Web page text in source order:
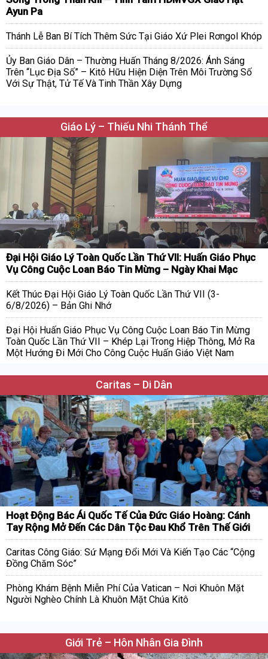
Ayun Pa
Thánh Lễ Ban Bí Tích Thêm Sức Tại Giáo Xứ Plei Rơngol Khóp
Ủy Ban Giáo Dân – Thường Huấn Tháng 8/2026: Ánh Sáng
Trên “Lục Địa Số” – Kitô Hữu Hiện Diện Trên Môi Trường Số
Với Sự Thật, Tử Tế Và Tinh Thần Xây Dựng
Giáo Lý – Thiếu Nhi Thánh Thể
Đại Hội Giáo Lý Toàn Quốc Lần Thứ VII: Huấn Giáo Phục
Vụ Công Cuộc Loan Báo Tin Mừng – Ngày Khai Mạc
Kết Thúc Đại Hội Giáo Lý Toàn Quốc Lần Thứ VII (3-
6/8/2026) – Bản Ghi Nhớ
Đại Hội Huấn Giáo Phục Vụ Công Cuộc Loan Báo Tin Mừng
Toàn Quốc Lần Thứ VII – Khép Lại Trong Hiệp Thông, Mở Ra
Một Hướng Đi Mới Cho Công Cuộc Huấn Giáo Việt Nam
Caritas – Di Dân
Hoạt Động Bác Ái Quốc Tế Của Đức Giáo Hoàng: Cánh
Tay Rộng Mở Đến Các Dân Tộc Đau Khổ Trên Thế Giới
Caritas Công Giáo: Sứ Mạng Đổi Mới Và Kiến Tạo Các “Cộng
Đồng Chăm Sóc”
Phòng Khám Bệnh Miễn Phí Của Vatican – Nơi Khuôn Mặt
Người Nghèo Chính Là Khuôn Mặt Chúa Kitô
Giới Trẻ – Hôn Nhân Gia Đình